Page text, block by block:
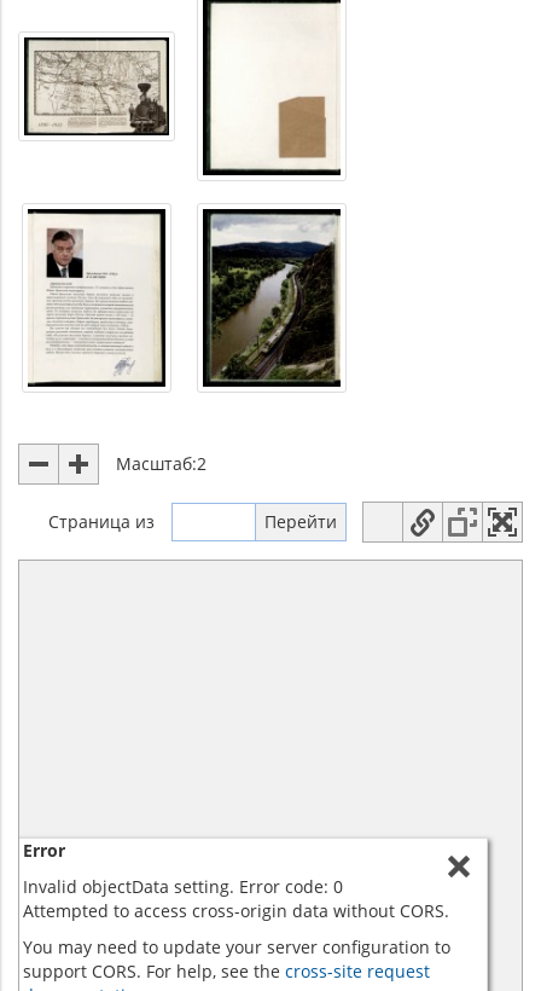
Масштаб:2
Страница из
Error
Invalid objectData setting. Error code: 0
Attempted to access cross-origin data without CORS.
You may need to update your server configuration to
support CORS. For help, see the cross-site request